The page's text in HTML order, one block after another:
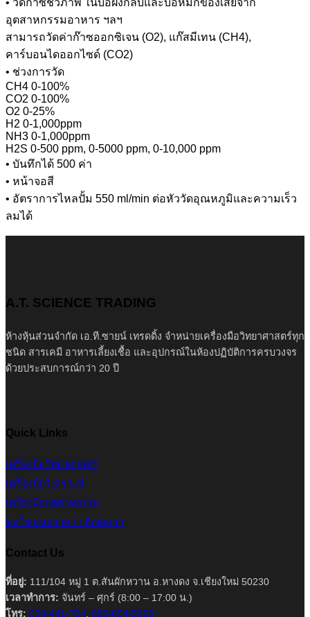
• วัดก๊าซชีวภาพ ในบ่อฝังกลบและบ่อหมักของเสียจาก
อุตสาหกรรมอาหาร ฯลฯ
สามารถวัดค่าก๊าซออกซิเจน (O2), แก๊สมีเทน (CH4),
คาร์บอนไดออกไซด์ (CO2)
• ช่วงการวัด
CH4 0-100%
CO2 0-100%
O2 0-25%
H2 0-1,000ppm
NH3 0-1,000ppm
H2S 0-500 ppm, 0-5000 ppm, 0-10,000 ppm
• บันทึกได้ 500 ค่า
• หน้าจอสี
• อัตราการไหลปั้ม 550 ml/min ต่อหัววัดอุณหภูมิและความเร็ว
ลมได้
A.T. SCIENCE TRADING
ห้างหุ้นส่วนจำกัด เอ.ที.ซายน์ เทรดดิ้ง จำหน่ายเครื่องมือวิทยาศาสตร์ทุก
ชนิด สารเคมี อาหารเลี้ยงเชื้อ และอุปกรณ์ในห้องปฏิบัติการครบวงจร
ด้วยประสบการณ์กว่า 20 ปี
Quick Links
เครื่องมือวิทยาศาสตร์
เครื่องมือวิเคราะห์
เครื่องมืออุตสาหกรรม
ขอใบเสนอราคา / ติดต่อเรา
Contact Us
ที่อยู่: 111/104 หมู่ 1 ต.สันผักหวาน อ.หางดง จ.เชียงใหม่ 50230
เวลาทำการ: จันทร์ – ศุกร์ (8:00 – 17:00 น.)
โทร: 053-441-794 086-654-5653